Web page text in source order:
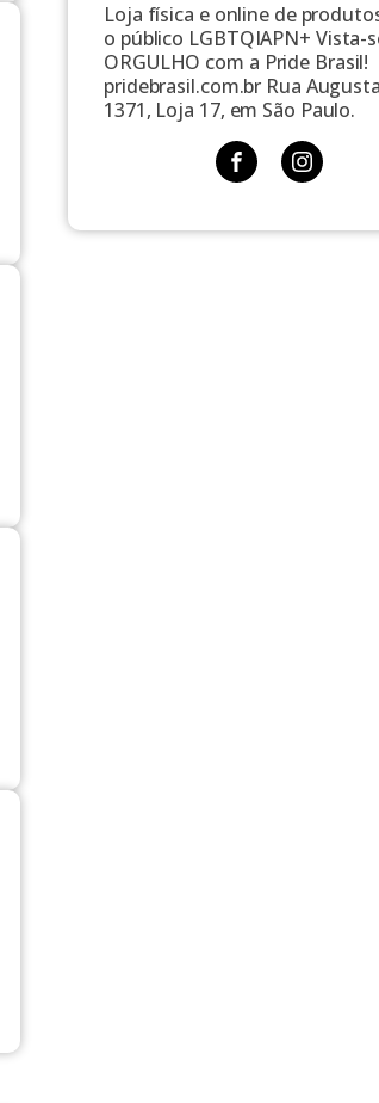
Loja física e online de
o público LGBTQIAPN+ Vista-
ORGULHO com a Pride Brasil!
pridebrasil.com.br Rua
1371, Loja 17, em São Paulo.